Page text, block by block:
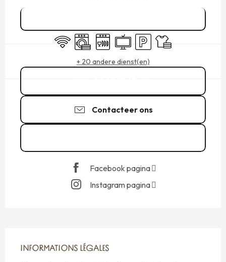
Wifi
WasmachineVaatwassers
TelevisieParkeerplaats
Lakens en
+ 20 andere dienst(en)
Contacteer ons
Facebook pagina
Instagram pagina
INFORMATIONS LÉGALES
INFORMATIONS LÉGALES